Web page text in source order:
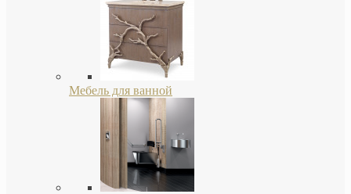
Мебель для ванной